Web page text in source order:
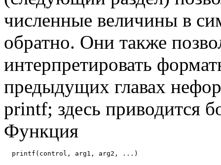
численные величины в
обратно. Они также
интерпретировать
предыдущих главах
printf; здесь приводится
Функция